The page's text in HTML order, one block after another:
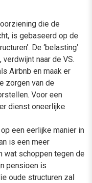
die de
is gebaseerd op de
De ‘belasting’
naar de VS.
Airbnb en maak er
zorgen van de
Voor een
dienst oneerlijke
een eerlijke manier in
is een meer
wat schoppen tegen de
pensioen is
oude structuren zal